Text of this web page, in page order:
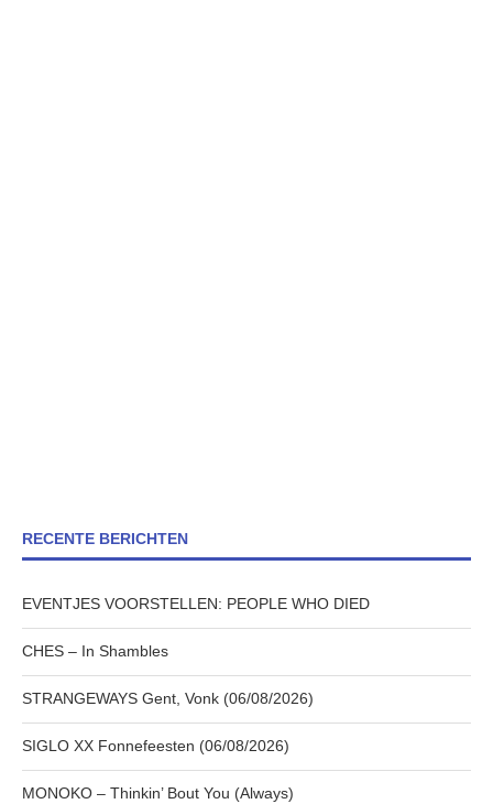
RECENTE BERICHTEN
EVENTJES VOORSTELLEN: PEOPLE WHO DIED
CHES – In Shambles
STRANGEWAYS Gent, Vonk (06/08/2026)
SIGLO XX Fonnefeesten (06/08/2026)
MONOKO – Thinkin’ Bout You (Always)